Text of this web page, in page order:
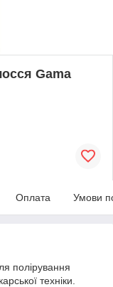
Gama
Оплата Умови
полірування
техніки.